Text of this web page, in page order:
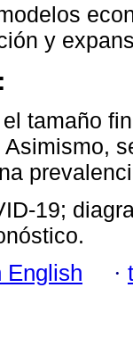
y
tamaño
19;
English ·